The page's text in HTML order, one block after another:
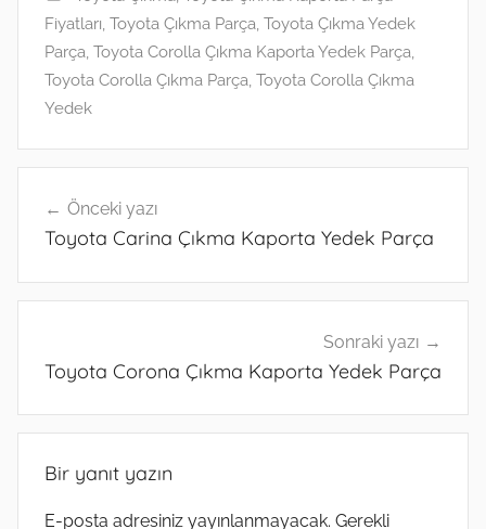
p
p
n m c
o
m
g
er
Fiyatları, Toyota Çıkma Parça, Toyota Çıkma Yedek
Parça, Toyota Corolla Çıkma Kaporta Yedek Parça,
Toyota Corolla Çıkma Parça, Toyota Corolla Çıkma
Yedek
gezinmesi
Önceki yazı
Toyota Carina Çıkma Kaporta Yedek Parça
Sonraki yazı
Toyota Corona Çıkma Kaporta Yedek Parça
Bir yanıt yazın
E-posta adresiniz yayınlanmayacak. Gerekli